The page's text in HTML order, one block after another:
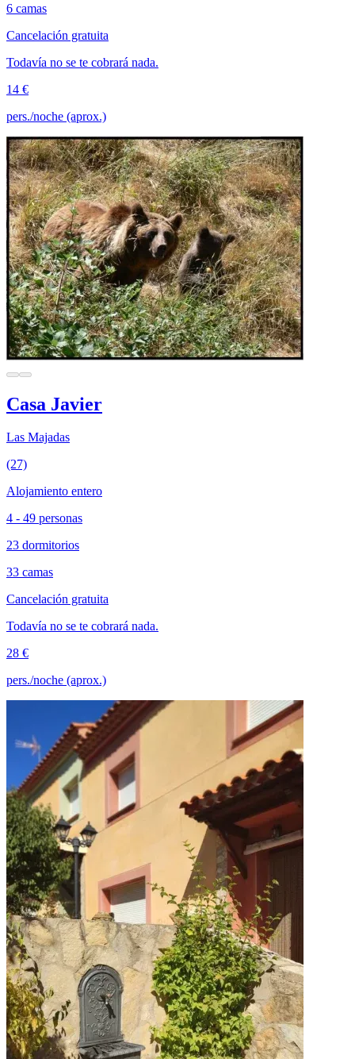
6 camas
Cancelación gratuita
Todavía no se te cobrará nada.
14 €
pers./noche (aprox.)
Casa Javier
Las Majadas
(27)
Alojamiento entero
4 - 49 personas
23 dormitorios
33 camas
Cancelación gratuita
Todavía no se te cobrará nada.
28 €
pers./noche (aprox.)